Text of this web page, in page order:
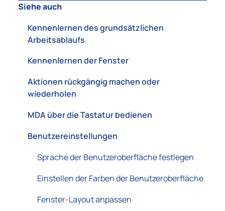
Siehe auch
Kennenlernen des grundsätzlichen
Arbeitsablaufs
Kennenlernen der Fenster
Aktionen rückgängig machen oder
wiederholen
MDA über die Tastatur bedienen
Benutzereinstellungen
Sprache der Benutzeroberfläche festlegen
Einstellen der Farben der Benutzeroberfläche
Fenster-Layout anpassen